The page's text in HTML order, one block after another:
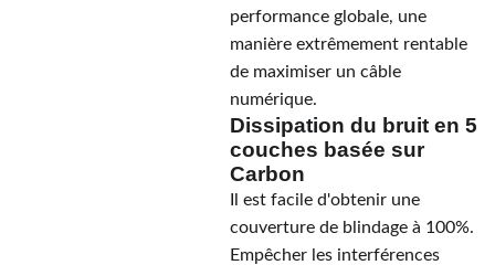
performance globale, une
manière extrêmement rentable
de maximiser un câble
numérique.
Dissipation du bruit en 5
couches basée sur
Carbon
Il est facile d'obtenir une
couverture de blindage à 100%.
Empêcher les interférences